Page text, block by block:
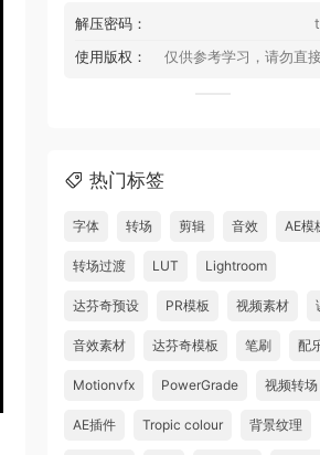
解压密码：
使用版权：
仅供参考学习，请勿直
热门标签
字体 转场 剪辑 音效 AE模
转场过渡 LUT Lightroom
达芬奇预设 PR模板 视频素材
音效素材 达芬奇模板 笔刷 配
Motionvfx PowerGrade 视频转场
AE插件 Tropic colour 背景纹理